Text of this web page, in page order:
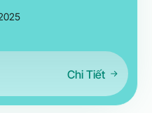
Chi Tiết